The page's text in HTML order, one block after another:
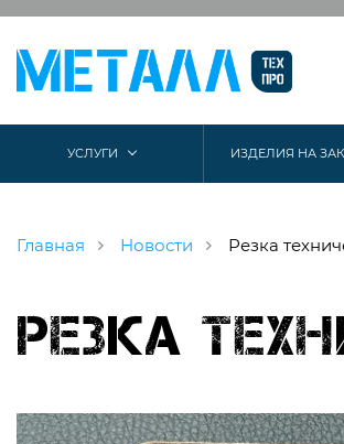
УСЛУГИ ИЗДЕЛИЯ НА
Главная Новости Резка
Резка